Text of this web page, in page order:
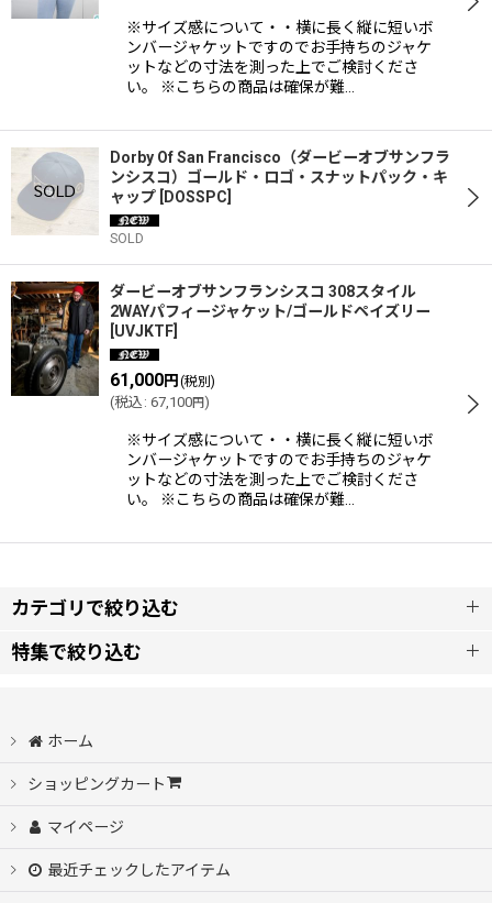
※サイズ感について・・横に長く縦に短いボ
ンバージャケットですのでお手持ちのジャケ
ットなどの寸法を測った上でご検討くださ
い。 ※こちらの商品は確保が難…
Dorby Of San Francisco（ダービーオブサンフラ
ンシスコ）ゴールド・ロゴ・スナットパック・キ
ャップ [DOSSPC]
SOLD
ダービーオブサンフランシスコ 308スタイル
2WAYパフィージャケット/ゴールドペイズリー
[UVJKTF]
61,000円(税別)
(税込 : 67,100円)
※サイズ感について・・横に長く縦に短いボ
ンバージャケットですのでお手持ちのジャケ
ットなどの寸法を測った上でご検討くださ
い。 ※こちらの商品は確保が難…
カテゴリで絞り込む
トップス
Tシャツ
特集で絞り込む
スケボーデッキ
ビンテージ
ホーム
ショッピングカート
マイページ
最近チェックしたアイテム